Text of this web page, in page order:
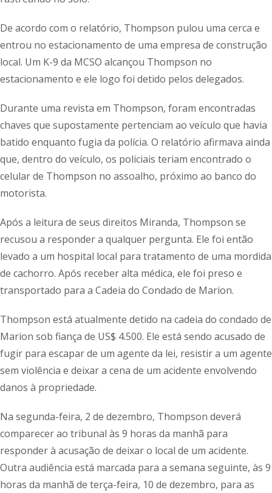
De acordo com o relatório, Thompson pulou uma cerca e
entrou no estacionamento de uma empresa de construção
local. Um K-9 da MCSO alcançou Thompson no
estacionamento e ele logo foi detido pelos delegados.
Durante uma revista em Thompson, foram encontradas
chaves que supostamente pertenciam ao veículo que havia
batido enquanto fugia da polícia. O relatório afirmava ainda
que, dentro do veículo, os policiais teriam encontrado o
celular de Thompson no assoalho, próximo ao banco do
motorista.
Após a leitura de seus direitos Miranda, Thompson se
recusou a responder a qualquer pergunta. Ele foi então
levado a um hospital local para tratamento de uma mordida
de cachorro. Após receber alta médica, ele foi preso e
transportado para a Cadeia do Condado de Marion.
Thompson está atualmente detido na cadeia do condado de
Marion sob fiança de US$ 4.500. Ele está sendo acusado de
fugir para escapar de um agente da lei, resistir a um agente
sem violência e deixar a cena de um acidente envolvendo
danos à propriedade.
Na segunda-feira, 2 de dezembro, Thompson deverá
comparecer ao tribunal às 9 horas da manhã para
responder à acusação de deixar o local de um acidente.
Outra audiência está marcada para a semana seguinte, às 9
horas da manhã de terça-feira, 10 de dezembro, para as